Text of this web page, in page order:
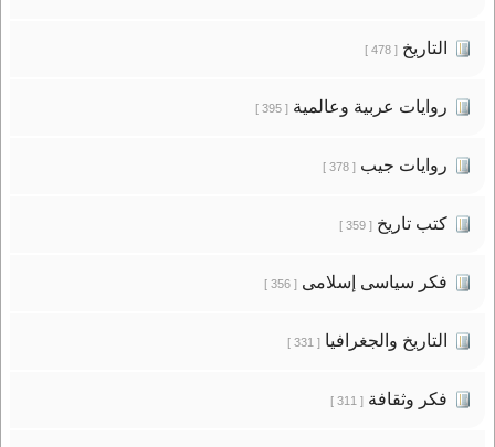
التاريخ[ 478 ]
روايات عربية وعالمية[ 395 ]
روايات جيب[ 378 ]
كتب تاريخ[ 359 ]
فكر سياسى إسلامى[ 356 ]
التاريخ والجغرافيا[ 331 ]
فكر وثقافة[ 311 ]